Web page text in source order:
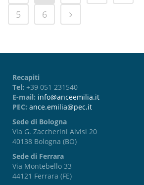
5
6
Recapiti
Tel: +39 051 231540
E-mail: info@anceemilia.it
PEC: ance.emilia@pec.it
Sede di Bologna
Via G. Zaccherini Alvisi 20
40138 Bologna (BO)
Sede di Ferrara
Via Montebello 33
44121 Ferrara (FE)